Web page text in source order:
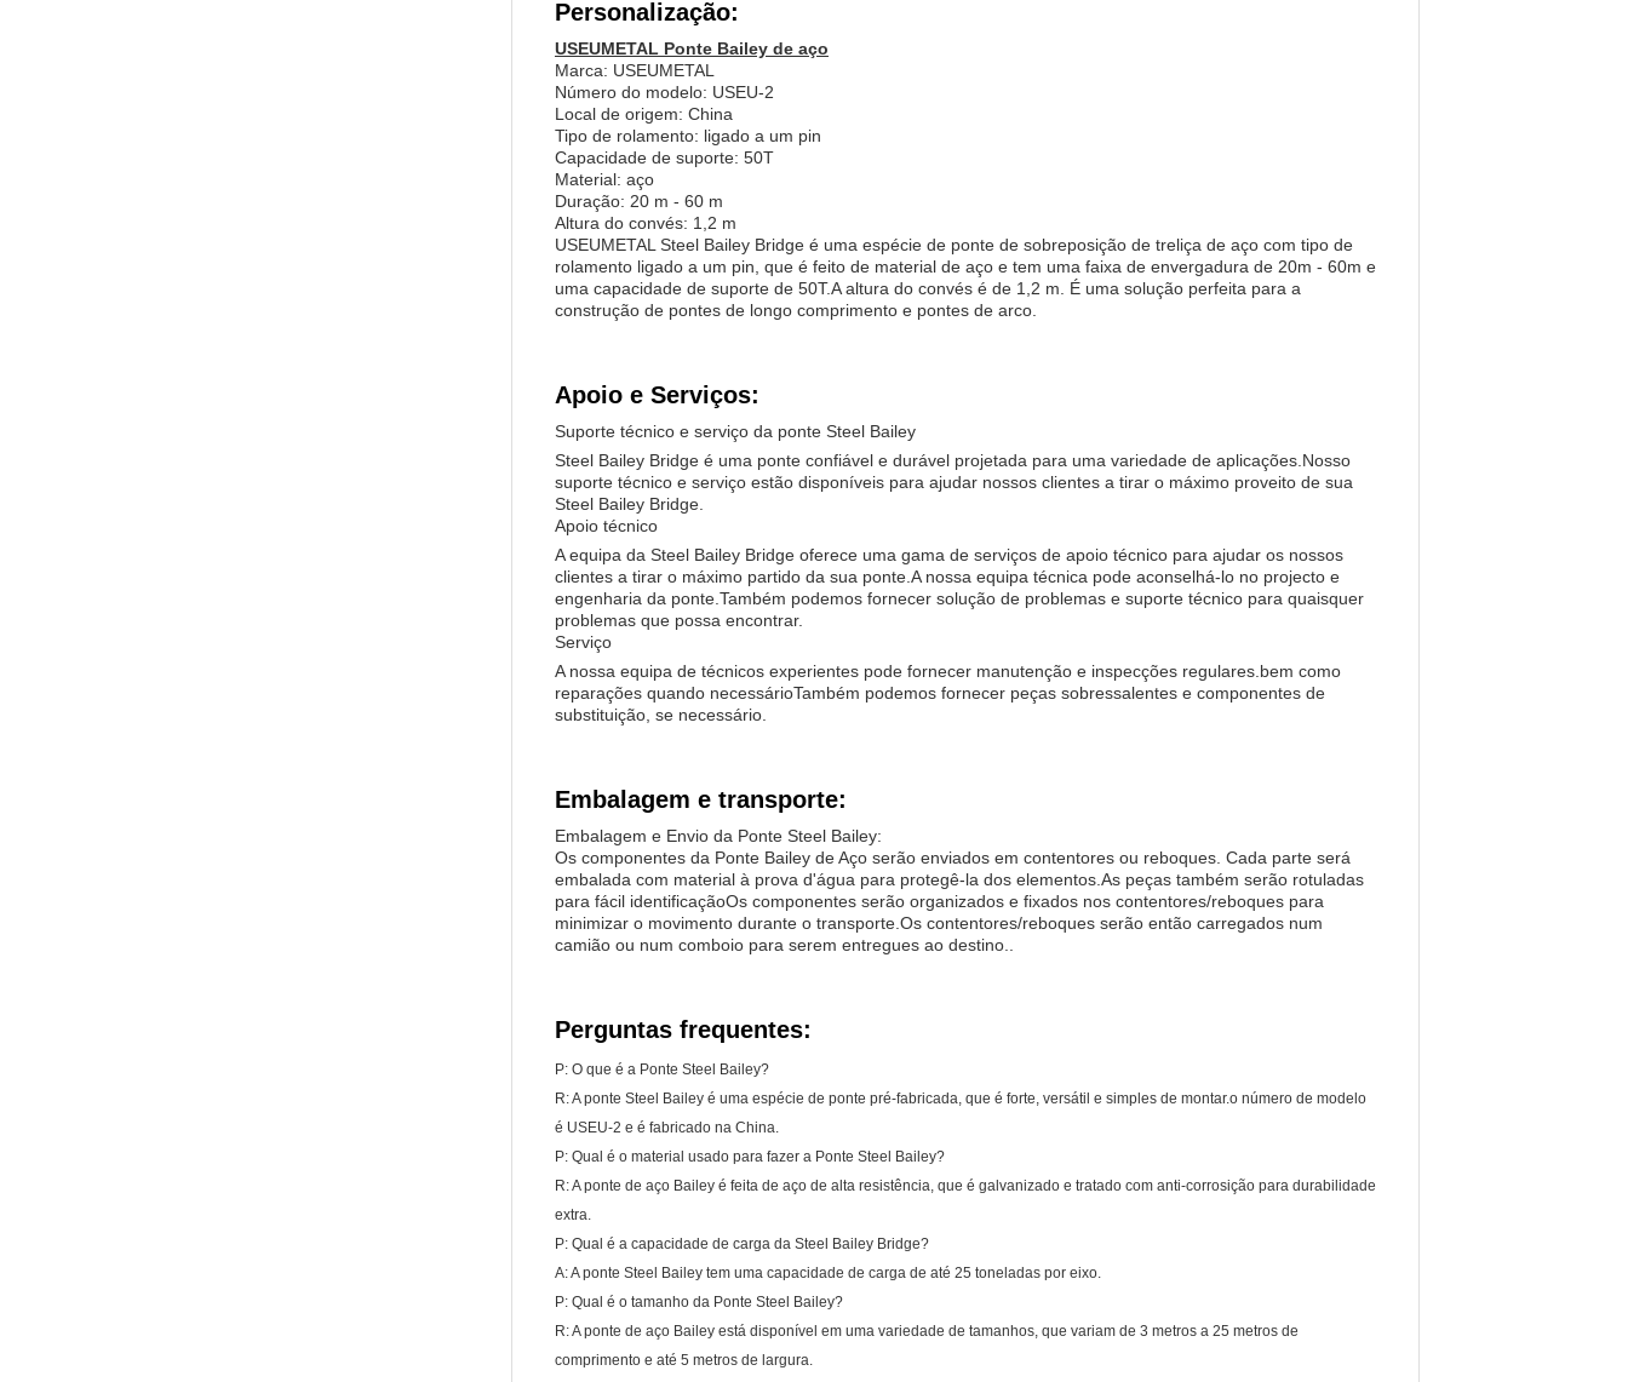
Personalização:
USEUMETAL Ponte Bailey de aço
Marca: USEUMETAL
Número do modelo: USEU-2
Local de origem: China
Tipo de rolamento: ligado a um pin
Capacidade de suporte: 50T
Material: aço
Duração: 20 m - 60 m
Altura do convés: 1,2 m
USEUMETAL Steel Bailey Bridge é uma espécie de ponte de sobreposição de treliça de aço com tipo de
rolamento ligado a um pin, que é feito de material de aço e tem uma faixa de envergadura de 20m - 60m e
uma capacidade de suporte de 50T.A altura do convés é de 1,2 m. É uma solução perfeita para a
construção de pontes de longo comprimento e pontes de arco.
Apoio e Serviços:
Suporte técnico e serviço da ponte Steel Bailey
Steel Bailey Bridge é uma ponte confiável e durável projetada para uma variedade de aplicações.Nosso
suporte técnico e serviço estão disponíveis para ajudar nossos clientes a tirar o máximo proveito de sua
Steel Bailey Bridge.
Apoio técnico
A equipa da Steel Bailey Bridge oferece uma gama de serviços de apoio técnico para ajudar os nossos
clientes a tirar o máximo partido da sua ponte.A nossa equipa técnica pode aconselhá-lo no projecto e
engenharia da ponte.Também podemos fornecer solução de problemas e suporte técnico para quaisquer
problemas que possa encontrar.
Serviço
A nossa equipa de técnicos experientes pode fornecer manutenção e inspecções regulares.bem como
reparações quando necessárioTambém podemos fornecer peças sobressalentes e componentes de
substituição, se necessário.
Embalagem e transporte:
Embalagem e Envio da Ponte Steel Bailey:
Os componentes da Ponte Bailey de Aço serão enviados em contentores ou reboques. Cada parte será
embalada com material à prova d'água para protegê-la dos elementos.As peças também serão rotuladas
para fácil identificaçãoOs componentes serão organizados e fixados nos contentores/reboques para
minimizar o movimento durante o transporte.Os contentores/reboques serão então carregados num
camião ou num comboio para serem entregues ao destino..
Perguntas frequentes:
P: O que é a Ponte Steel Bailey?
R: A ponte Steel Bailey é uma espécie de ponte pré-fabricada, que é forte, versátil e simples de montar.o número de modelo
é USEU-2 e é fabricado na China.
P: Qual é o material usado para fazer a Ponte Steel Bailey?
R: A ponte de aço Bailey é feita de aço de alta resistência, que é galvanizado e tratado com anti-corrosição para durabilidade
extra.
P: Qual é a capacidade de carga da Steel Bailey Bridge?
A: A ponte Steel Bailey tem uma capacidade de carga de até 25 toneladas por eixo.
P: Qual é o tamanho da Ponte Steel Bailey?
R: A ponte de aço Bailey está disponível em uma variedade de tamanhos, que variam de 3 metros a 25 metros de
comprimento e até 5 metros de largura.